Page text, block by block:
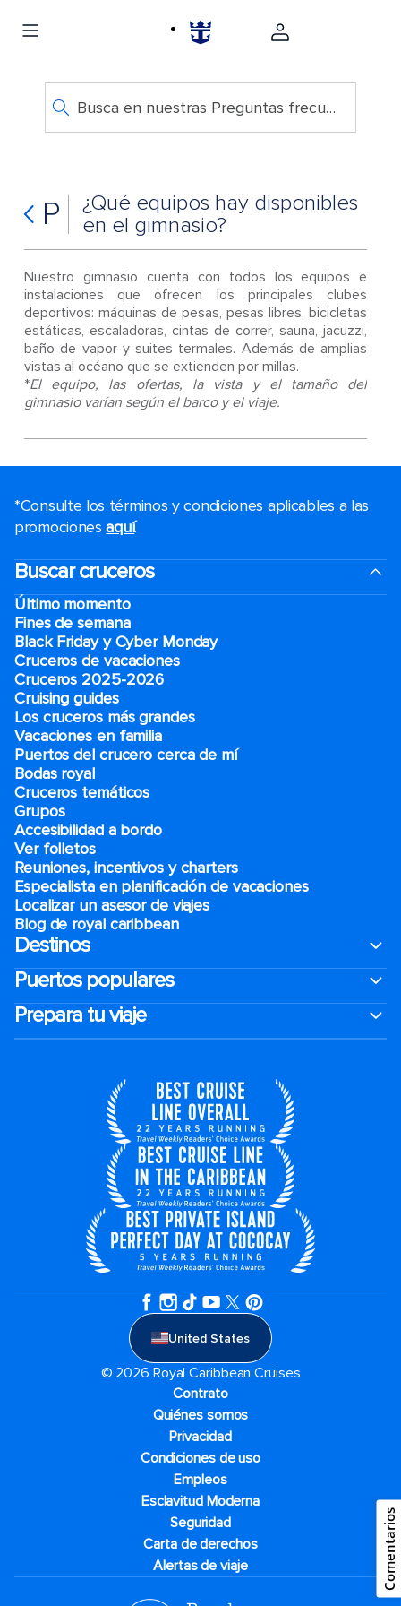
Busca en nuestras Preguntas frecuentes
P
¿Qué equipos hay disponibles
en el gimnasio?
Nuestro gimnasio cuenta con todos los equipos e
instalaciones que ofrecen los principales clubes
deportivos: máquinas de pesas, pesas libres, bicicletas
estáticas, escaladoras, cintas de correr, sauna, jacuzzi,
baño de vapor y suites termales. Además de amplias
vistas al océano que se extienden por millas.
*El equipo, las ofertas, la vista y el tamaño del
gimnasio varían según el barco y el viaje.
*Consulte los términos y condiciones aplicables a las
promocionesaquí.
Buscar cruceros
Último momento
Fines de semana
Black Friday y Cyber Monday
Cruceros de vacaciones
Cruceros 2025-2026
Cruising guides
Los cruceros más grandes
Vacaciones en familia
Puertos del crucero cerca de mí
Bodas royal
Cruceros temáticos
Grupos
Accesibilidad a bordo
Ver folletos
Reuniones, incentivos y charters​
Especialista en planificación de vacaciones
Localizar un asesor de viajes
Blog de royal caribbean
Destinos
Puertos populares
Prepara tu viaje
United States
© 2026 Royal Caribbean Cruises
Contrato
Quiénes somos
Privacidad
Condiciones de uso
Empleos
Esclavitud Moderna
Seguridad
Carta de derechos
Alertas de viaje
Comentarios